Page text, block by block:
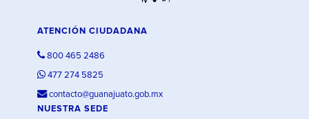
ATENCIÓN CIUDADANA
800 465 2486
477 274 5825
contacto@guanajuato.gob.mx
NUESTRA SEDE